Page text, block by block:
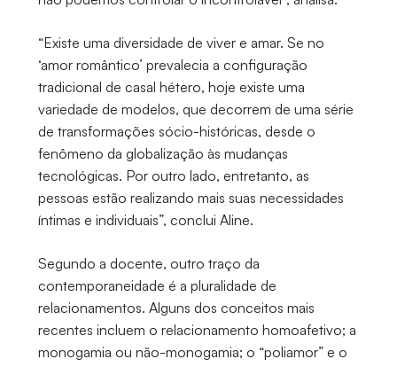
“Existe uma diversidade de viver e amar. Se no
‘amor romântico’ prevalecia a configuração
tradicional de casal hétero, hoje existe uma
variedade de modelos, que decorrem de uma série
de transformações sócio-históricas, desde o
fenômeno da globalização às mudanças
tecnológicas. Por outro lado, entretanto, as
pessoas estão realizando mais suas necessidades
íntimas e individuais”, conclui Aline.
Segundo a docente, outro traço da
contemporaneidade é a pluralidade de
relacionamentos. Alguns dos conceitos mais
recentes incluem o relacionamento homoafetivo; a
monogamia ou não-monogamia; o “poliamor” e o